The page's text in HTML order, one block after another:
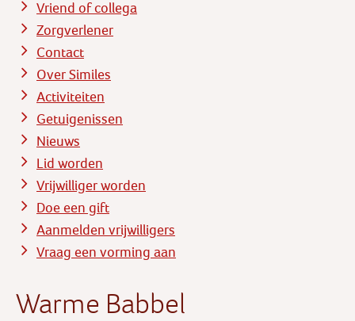
Vriend of collega
Zorgverlener
Contact
Over Similes
Activiteiten
Getuigenissen
Nieuws
Lid worden
Vrijwilliger worden
Doe een gift
Aanmelden vrijwilligers
Vraag een vorming aan
Warme Babbel